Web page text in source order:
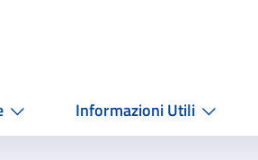
Informazioni Utili